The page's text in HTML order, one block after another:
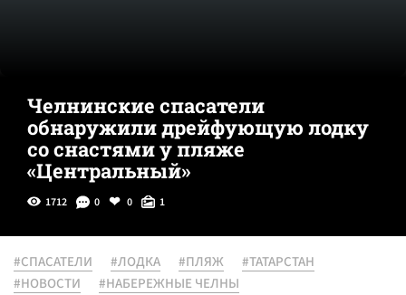
Челнинские спасатели
обнаружили дрейфующую лодку
со снастями у пляже
«Центральный»
1712 0 0 1
#СПАСАТЕЛИ #ЛОДКА #ПЛЯЖ
#ТАТАРСТАН
#НОВОСТИ
#НАБЕРЕЖНЫЕ ЧЕЛНЫ